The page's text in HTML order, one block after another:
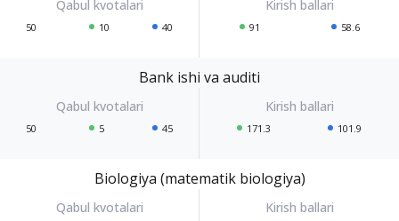
50 10 40 91 58.6
Bank ishi va auditi
50 5 45 171.3 101.9
Biologiya (matematik biologiya)